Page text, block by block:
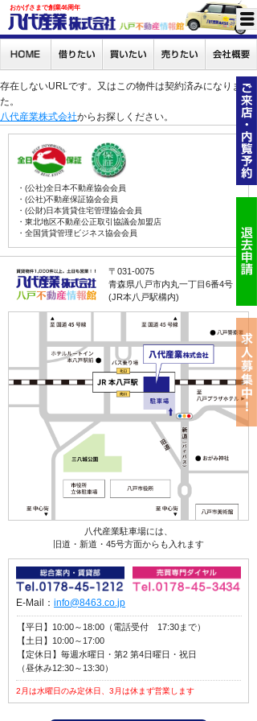
おかげさまで創業46周年
存在しないURLです。又はこの物件は契約済みになりまし
た。
八代産業株式会社からお探しください。
・(公社)全日本不動産協会会員
・(公社)不動産保証協会会員
・(公財)日本賃貸住宅管理協会会員
・東北地区不動産公正取引協議会加盟店
・全国賃貸管理ビジネス協会会員
〒031-0075
青森県八戸市内丸一丁目6番4号
(JR本八戸駅構内)
八代産業駐車場には、
旧道・新道・45号方面からも入れます
E-Mail： info@8463.co.jp
【平日】10:00～18:00（電話受付 17:30まで）
【土日】10:00～17:00
【定休日】毎週水曜日・第2 第4日曜日・祝日
（昼休み12:30～13:30）
2月は水曜日のみ定休日、3月は休まず営業します